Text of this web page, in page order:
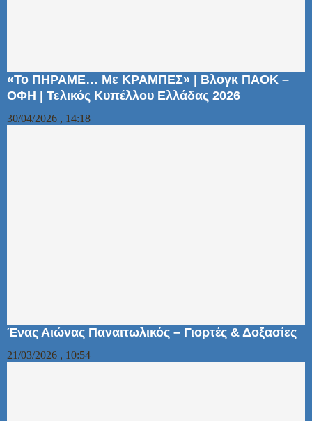
«Το ΠΗΡΑΜΕ… Με ΚΡΑΜΠΕΣ» | Βλογκ ΠΑΟΚ –
ΟΦΗ | Τελικός Κυπέλλου Ελλάδας 2026
30/04/2026 , 14:18
Ένας Αιώνας Παναιτωλικός – Γιορτές & Δοξασίες
21/03/2026 , 10:54